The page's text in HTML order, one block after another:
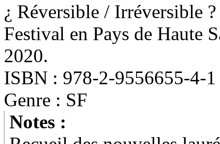
¿ Réversible / Irréversible ?
Festival en Pays de Haute
2020.
ISBN : 978-2-9556655-4-1
Genre : SF
Notes :